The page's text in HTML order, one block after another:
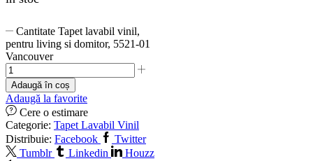
Cantitate Tapet lavabil vinil,
pentru living si domitor, 5521-01
Vancouver
Adaugă în coș
Adaugă la favorite
Cere o estimare
Categorie: Tapet Lavabil Vinil
Distribuie: Facebook
Twitter
Tumblr
Linkedin Houzz